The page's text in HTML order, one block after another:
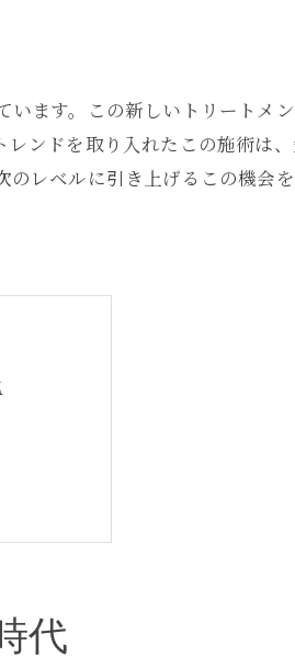
ます。この新しいトリートメ
ンドを取り入れたこの施術は
レベルに引き上げるこの機会
験
代